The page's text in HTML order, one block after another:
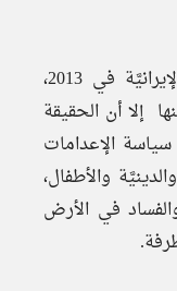
وبعد تَوَلِّي حسن روحاني الرِّئاسَة الإيرانيَّة في 2013،
إلا أن الحقيقة
الإعدامات
والأطفال،
في الأرض